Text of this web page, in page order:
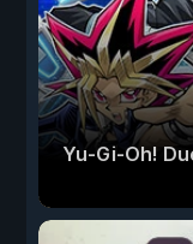
Yu-Gi-Oh!